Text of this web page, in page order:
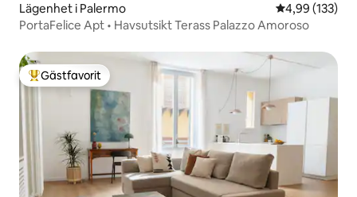
Lägenhet i Palermo 4,99 av 5 i
4,99 (133)
PortaFelice Apt • Havsutsikt Terass Palazzo Amoroso
Populär gästfavorit
Gästfavorit